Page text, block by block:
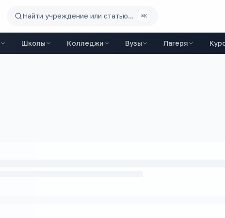
Найти учреждение или статью... ⌘K
Школы Колледжи Вузы Лагеря